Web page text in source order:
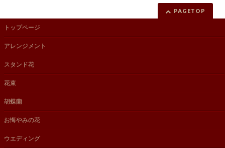
PAGETOP
トップページ
アレンジメント
スタンド花
花束
胡蝶蘭
お悔やみの花
ウエディング